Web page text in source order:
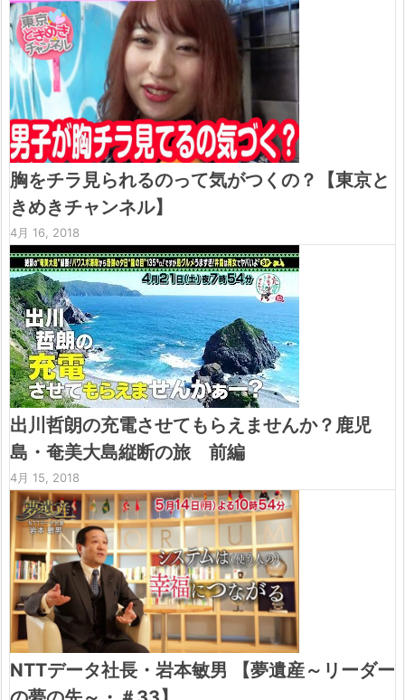
胸をチラ見られるのって気がつくの？【東京と
きめきチャンネル】
4月 16, 2018
出川哲朗の充電させてもらえませんか？鹿児
島・奄美大島縦断の旅 前編
4月 15, 2018
NTTデータ社長・岩本敏男 【夢遺産～リーダー